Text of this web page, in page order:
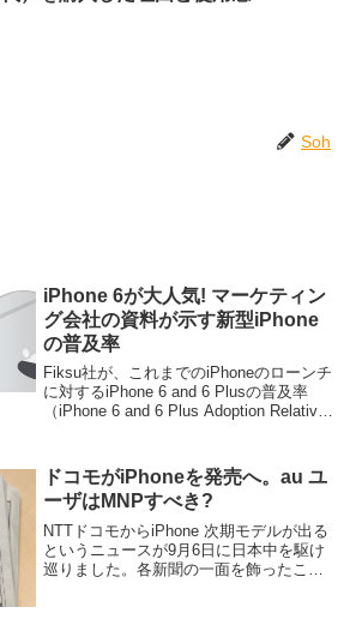
Soh
iPhone 6が大人気! マーケティン
グ会社の資料が示す新型iPhone
の普及率
Fiksu社が、これまでのiPhoneのローンチ
に対するiPhone 6 and 6 Plusの普及率
（iPhone 6 and 6 Plus Adoption Relative
ドコモがiPhoneを発売へ。au ユ
ーザはMNPすべき?
NTTドコモからiPhone 次期モデルが出る
というニュースが9月6日に日本中を駆け
巡りました。各新聞の一面を飾ったこの